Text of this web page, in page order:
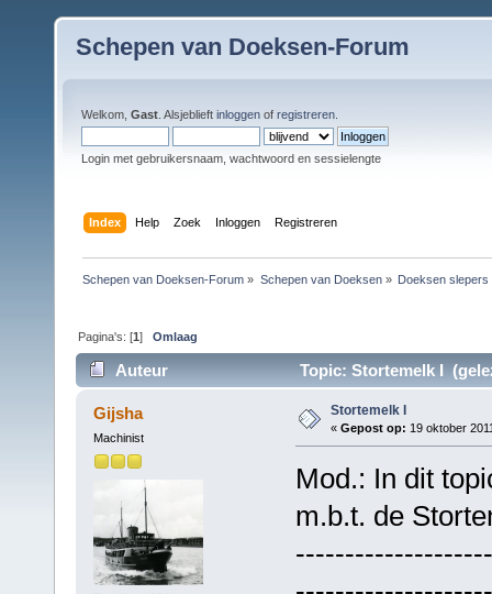
Schepen van Doeksen-Forum
Welkom, Gast . Alsjeblieft inloggen of registreren
Login met gebruikersnaam, wachtwoord en sessielengte
Index Help Zoek Inloggen Registreren
Schepen van Doeksen-Forum » Schepen van Doeksen» Doeksen slepers
Pagina's: [1]Omlaag
Auteur Topic: Stortemelk I
Gijsha
Machinist
Stortemelk I
« Gepost op: 19 oktober
Mod.: In dit
m.b.t. de